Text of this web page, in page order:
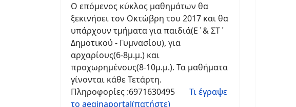
Ο επόμενος κύκλος μαθημάτων θα
ξεκινήσει τον Οκτώβρη του 2017 και θα
υπάρχουν τμήματα για παιδιά(Ε΄& ΣΤ΄
Δημοτικού - Γυμνασίου), για
αρχαρίους(6-8μ.μ.) και
προχωρημένους(8-10μ.μ.). Τα μαθήματα
γίνονται κάθε Τετάρτη.
Πληροφορίες :6971630495
Τι έγραψε
το aeginaportal(πατήστε)